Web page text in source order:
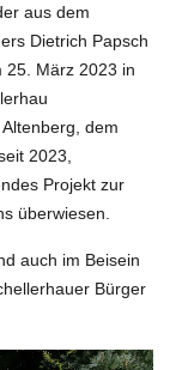
aus dem
Dietrich Papsch
25. März 2023 in
dem
2023,
Projekt zur
überwiesen.
auch im Beisein
Bürger